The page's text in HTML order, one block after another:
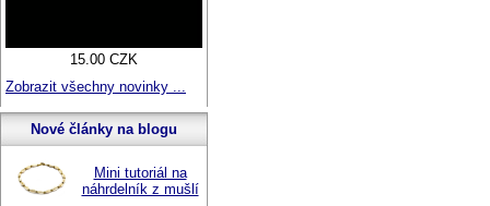
15.00 CZK
Zobrazit všechny novinky ...
Nové články na blogu
Mini tutoriál na
náhrdelník z mušlí